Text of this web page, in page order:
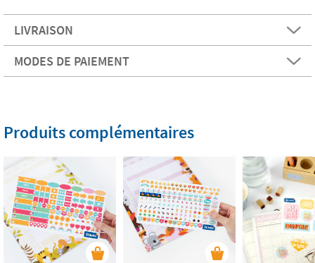
LIVRAISON
MODES DE PAIEMENT
Produits complémentaires